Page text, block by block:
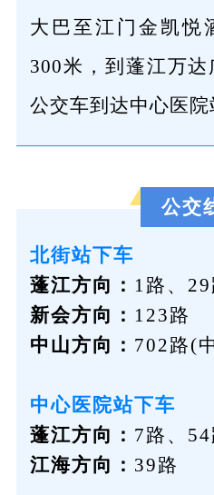
大巴至江门金凯悦
300米，到蓬江万
公交车到达中心医院
公交
北街站下车
蓬江方向： 1路、
新会方向： 123路
中山方向： 702路(
中心医院站下车
蓬江方向： 7路、54
江海方向： 39路